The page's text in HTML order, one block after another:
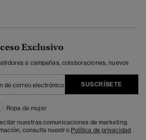
Exclusivo
a campañas, colaboraciones, nuevos
SUSCRÍBETE
Ropa de mujer
nuestras comunicaciones de marketing.
consulta nuestro Política de privacidad